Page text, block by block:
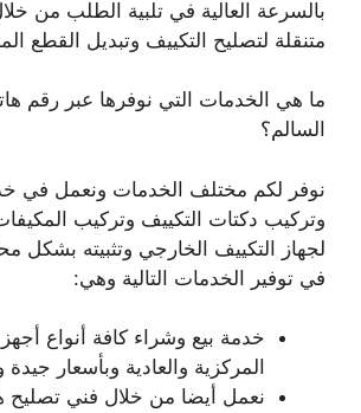
بالسرعة العالية في تلبية الطلب من
متنقلة لتصليح التكييف وتبديل القطع
ما هي الخدمات التي نوفرها عبر رقم
السالم؟
نوفر لكم مختلف الخدمات ونعمل في
وتركيب دكتات التكييف وتركيب
لجهاز التكييف الخارجي وتثبيته بشكل
في توفير الخدمات التالية وهي:
خدمة بيع وشراء كافة أنواع
المركزية والعادية وبأسعار جيدة
نعمل أيضا من خلال فني تصليح